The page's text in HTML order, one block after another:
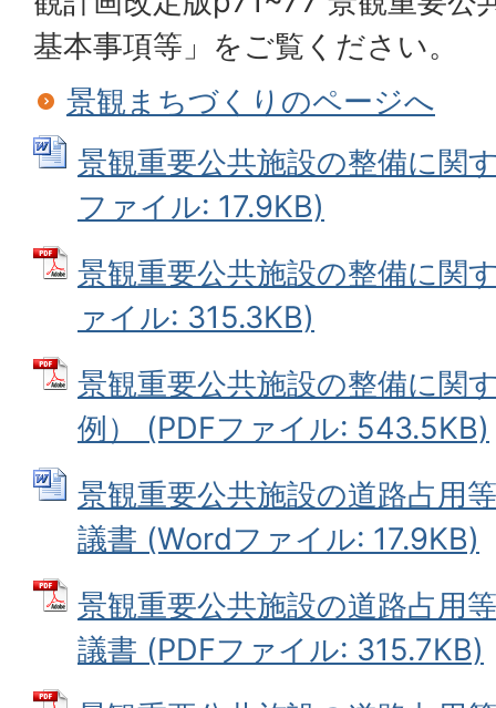
基本事項等」をご覧ください。
景観まちづくりのページへ
景観重要公共施設の整備に関
ファイル: 17.9KB)
景観重要公共施設の整備に関
ァイル: 315.3KB)
景観重要公共施設の整備に関
例） (PDFファイル: 543.5KB)
景観重要公共施設の道路占用
議書 (Wordファイル: 17.9KB)
景観重要公共施設の道路占用
議書 (PDFファイル: 315.7KB)